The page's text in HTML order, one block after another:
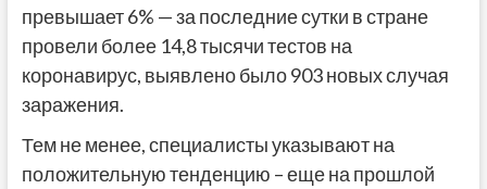
превышает 6% — за последние сутки в стране
провели более 14,8 тысячи тестов на
коронавирус, выявлено было 903 новых случая
заражения.
Тем не менее, специалисты указывают на
положительную тенденцию – еще на прошлой